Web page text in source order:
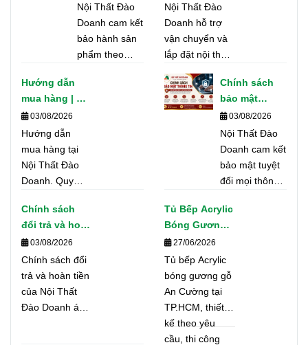
Nội Thất Đào
Doanh cam kết
bảo hành sản
phẩm theo
lượng, hỗ trợ
nhằm đảm bảo
quyền lợi tốt
Nội Thất Đào
Doanh hỗ trợ
vận chuyển và
lắp đặt nội thất,
TP. Hồ Chí Minh
và các tỉnh
thành. Cam kết
giao hàng đúng
tiến độ, an toàn
và đúng theo
Hướng dẫn
mua hàng | Nội
Thất Đào
Doanh
03/08/2026
Hướng dẫn
mua hàng tại
Nội Thất Đào
Doanh. Quy
báo giá, ký hợp
đồng, sản xuất,
giao hàng, lắp
đặt và bảo hành
minh bạch,
nhanh chóng.
Chính sách
bảo mật
thông tin |
Nội Thất Đào
Doanh
03/08/2026
Nội Thất Đào
Doanh cam kết
bảo mật tuyệt
đối mọi thông
khách hàng khi
sử dụng
ký tư vấn,
nhận báo giá
và mua sản
phẩm.
Chính sách
đổi trả và hoàn
tiền | Nội Thất
Đào Doanh
03/08/2026
Chính sách đổi
trả và hoàn tiền
của Nội Thất
Đào Doanh áp
Tủ Bếp Acrylic
Bóng Gương
Gỗ An Cường
Tại TP.HCM –
Thiết Kế Hiện
Đại, Thi Công
Chuyên
Nghiệp, Báo
Giá Minh Bạch
27/06/2026
Tủ bếp Acrylic
bóng gương gỗ
An Cường tại
TP.HCM, thiết
kế theo yêu
cầu, thi công